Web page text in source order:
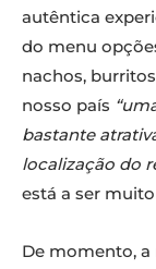
autêntica
do menu
nachos,
nosso país
bastante
localização do
está a ser
De momento,